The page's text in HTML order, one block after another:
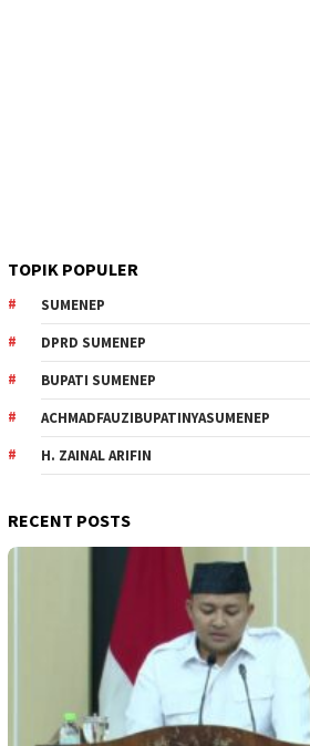
TOPIK POPULER
SUMENEP
DPRD SUMENEP
BUPATI SUMENEP
ACHMADFAUZIBUPATINYASUMENEP
H. ZAINAL ARIFIN
RECENT POSTS